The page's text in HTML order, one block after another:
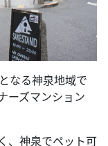
なる神泉地域で
ーズマンション
、神泉でペット可